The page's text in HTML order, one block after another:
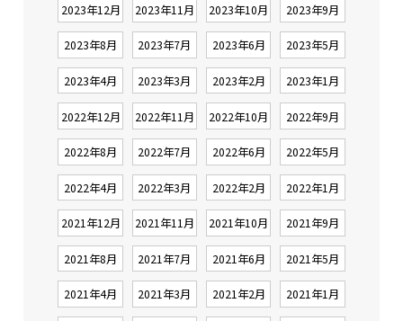
2023年12月 2023年11月 2023年10月 2023年9月
2023年8月 2023年7月 2023年6月 2023年5月
2023年4月 2023年3月 2023年2月 2023年1月
2022年12月 2022年11月 2022年10月 2022年9月
2022年8月 2022年7月 2022年6月 2022年5月
2022年4月 2022年3月 2022年2月 2022年1月
2021年12月 2021年11月 2021年10月 2021年9月
2021年8月 2021年7月 2021年6月 2021年5月
2021年4月 2021年3月 2021年2月 2021年1月